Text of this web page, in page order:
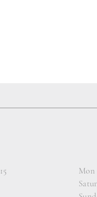
Mon